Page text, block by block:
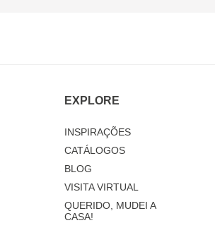
EXPLORE
INSPIRAÇÕES
CATÁLOGOS
BLOG
VISITA VIRTUAL
QUERIDO, MUDEI A
CASA!